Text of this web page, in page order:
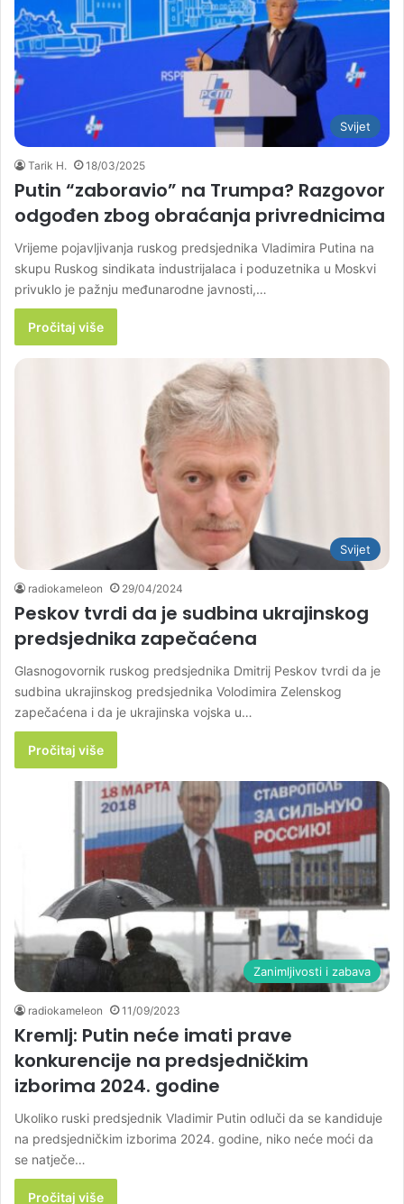
Svijet
Tarik H. 18/03/2025
Putin “zaboravio” na Trumpa? Razgovor
odgođen zbog obraćanja privrednicima
Vrijeme pojavljivanja ruskog predsjednika Vladimira Putina na
skupu Ruskog sindikata industrijalaca i poduzetnika u Moskvi
privuklo je pažnju međunarodne javnosti,…
Pročitaj više
Svijet
radiokameleon 29/04/2024
Peskov tvrdi da je sudbina ukrajinskog
predsjednika zapečaćena
Glasnogovornik ruskog predsjednika Dmitrij Peskov tvrdi da je
sudbina ukrajinskog predsjednika Volodimira Zelenskog
zapečaćena i da je ukrajinska vojska u…
Pročitaj više
Zanimljivosti i zabava
radiokameleon 11/09/2023
Kremlj: Putin neće imati prave
konkurencije na predsjedničkim
izborima 2024. godine
Ukoliko ruski predsjednik Vladimir Putin odluči da se kandiduje
na predsjedničkim izborima 2024. godine, niko neće moći da
se natječe…
Pročitaj više